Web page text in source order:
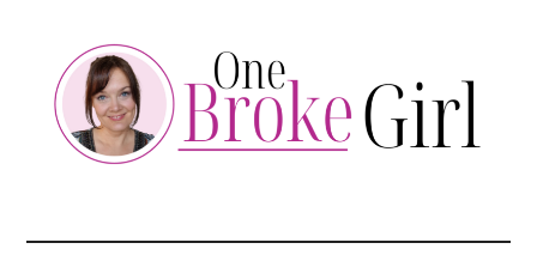
content
secondary